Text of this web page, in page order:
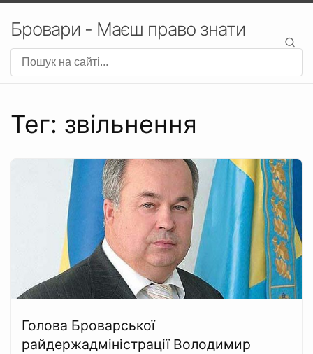
Бровари - Маєш право знати
Тег: звільнення
Голова Броварської
райдержадміністрації Володимир